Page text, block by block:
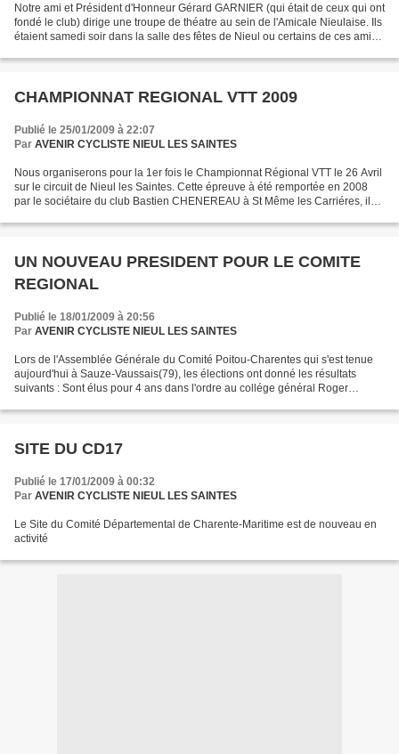
Notre ami et Président d'Honneur Gérard GARNIER (qui était de ceux qui ont
fondé le club) dirige une troupe de théatre au sein de l'Amicale Nieulaise. Ils
étaient samedi soir dans la salle des fêtes de Nieul ou certains de ces amis
CHAMPIONNAT REGIONAL VTT 2009
Publié le 25/01/2009 à 22:07
Par AVENIR CYCLISTE NIEUL LES SAINTES
Nous organiserons pour la 1er fois le Championnat Régional VTT le 26 Avril
sur le circuit de Nieul les Saintes. Cette épreuve à été remportée en 2008
par le sociétaire du club Bastien CHENEREAU à St Même les Carriéres, il
UN NOUVEAU PRESIDENT POUR LE COMITE
REGIONAL
Publié le 18/01/2009 à 20:56
Par AVENIR CYCLISTE NIEUL LES SAINTES
Lors de l'Assemblée Générale du Comité Poitou-Charentes qui s'est tenue
aujourd'hui à Sauze-Vaussais(79), les élections ont donné les résultats
suivants : Sont élus pour 4 ans dans l'ordre au collége général Roger
SITE DU CD17
Publié le 17/01/2009 à 00:32
Par AVENIR CYCLISTE NIEUL LES SAINTES
Le Site du Comité Départemental de Charente-Maritime est de nouveau en
activité